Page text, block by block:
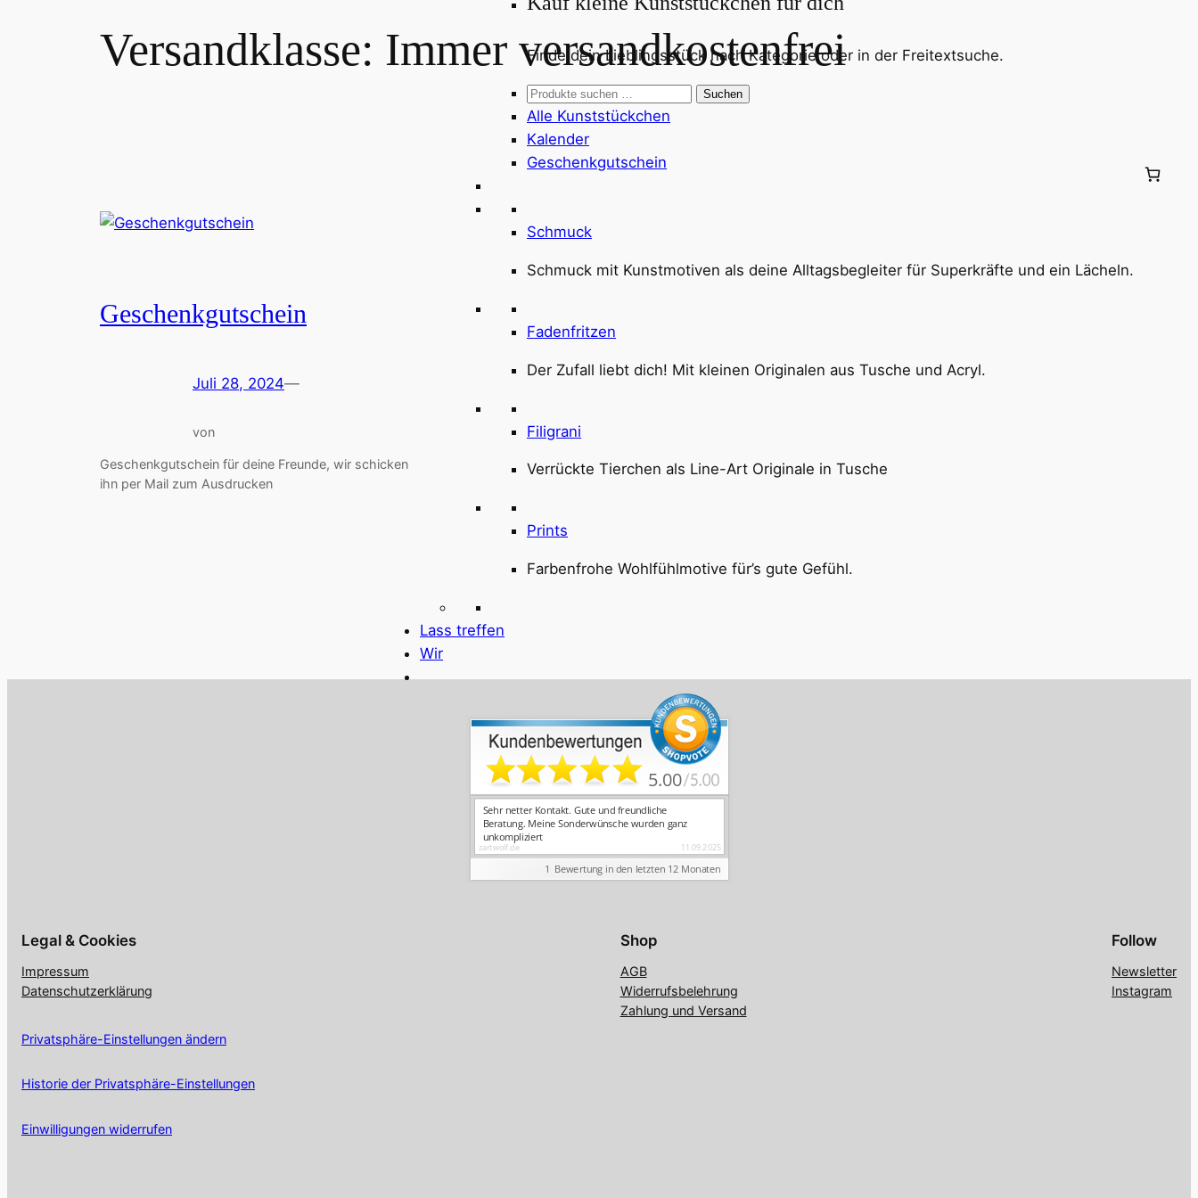
Finde dein Lieblingsstück nach Kategorie oder in der Freitextsuche.
Suchen
nach:
Suchen
Alle Kunststückchen
Kalender
Geschenkgutschein
Schmuck
Schmuck mit Kunstmotiven als deine Alltagsbegleiter für Superkräfte und ein Lächeln.
Fadenfritzen
Der Zufall liebt dich! Mit kleinen Originalen aus Tusche und Acryl.
Filigrani
Verrückte Tierchen als Line-Art Originale in Tusche
Prints
Farbenfrohe Wohlfühlmotive für’s gute Gefühl.
Lass treffen
Wir
Versandklasse: Immer versandkostenfrei
Geschenkgutschein
Juli 28, 2024—
von
Geschenkgutschein für deine Freunde, wir schicken
ihn per Mail zum Ausdrucken
Legal & Cookies
Impressum
Datenschutzerklärung
Privatsphäre-Einstellungen ändern
Historie der Privatsphäre-Einstellungen
Einwilligungen widerrufen
Shop
AGB
Widerrufsbelehrung
Zahlung und Versand
Follow
Newsletter
Instagram